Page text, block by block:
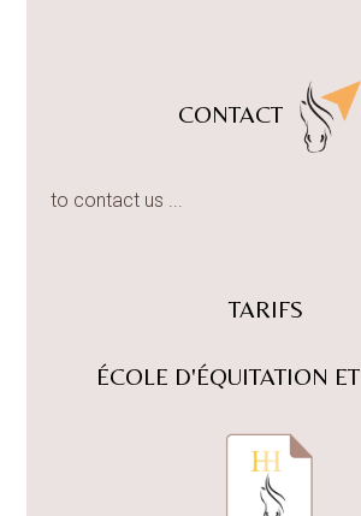
CONTACT
to contact us ...
TARIFS
ÉCOLE D'ÉQUITATION